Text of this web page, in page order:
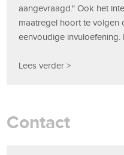
aangevraagd." Ook het
maatregel hoort te volgen
eenvoudige invuloefening.
Lees verder >
Contact